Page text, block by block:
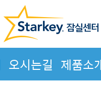
오시는길 제품소